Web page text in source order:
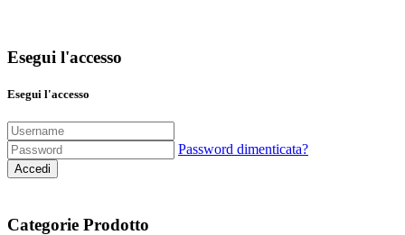
Esegui l'accesso
Esegui l'accesso
Password dimenticata?
Accedi
Categorie Prodotto